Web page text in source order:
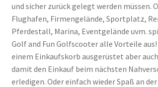
und sicher zurück gelegt werden müssen.
Flughafen, Firmengelände, Sportplatz,
Pferdestall, Marina, Eventgelände uvm.
Golf and Fun Golfscooter alle Vorteile
einem Einkaufskorb ausgerüstet aber
damit den Einkauf beim nächsten
erledigen. Oder einfach wieder Spaß an